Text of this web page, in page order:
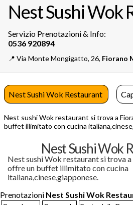
Nest Sushi Wok
Servizio Prenotazioni & Info:
📍️ Via Monte Mongigatto, 26, Fiorano
Nest Sushi Wok Restaurant
Nest sushi Wok restaurant si trova a
buffet illimitato con cucina
Nest Sushi Wok
Nest sushi Wok restaurant si trova
offre un buffet illimitato con cucina
italiana,cinese,giapponese.
Prenotazioni Nest Sushi Wok